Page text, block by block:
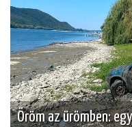
Öröm az ürömben: